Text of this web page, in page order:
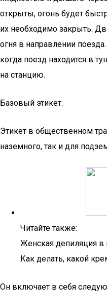
открыты, огонь будет
их необходимо закрыть.
огня в направлении
когда поезд находится в
на станцию.
Базовый этикет.
Этикет в общественном
наземного, так и для
Читайте также:
Женская депиляция в
Как делать, какой
Он включает в себя